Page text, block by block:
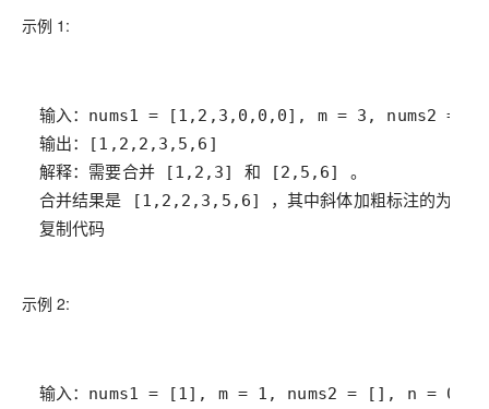
示例 1:
复制代码
示例 2: